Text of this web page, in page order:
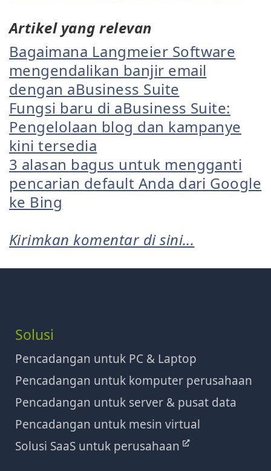
Artikel yang relevan
Bagaimana Langmeier Software
mengendalikan banjir email
dengan aBusiness Suite
Fungsi baru di aBusiness Suite:
Pengelolaan blog dan kampanye
kini tersedia
3 alasan bagus untuk mengganti
pencarian default Anda dari Google
ke Bing
Kirimkan komentar di sini...
Solusi
Pencadangan untuk PC & Laptop
Pencadangan untuk komputer perusahaan
Pencadangan untuk server & pusat data
Pencadangan untuk mesin virtual
Solusi SaaS untuk perusahaan